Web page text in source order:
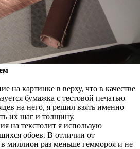
на картинке в верху, что в качестве
бумажка с тестовой печатью
на него, я решил взять именно
их шаг и толщину.
на текстолит я использую
обоев. В отличии от
миллион раз меньше геммороя и не